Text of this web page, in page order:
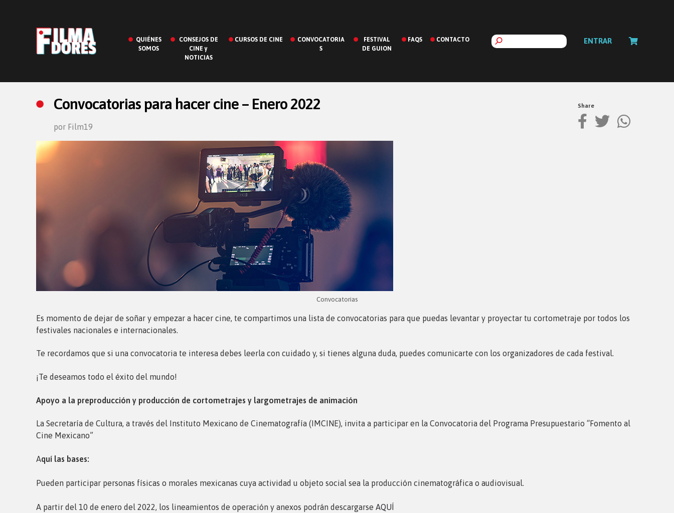
QUIÉNES
SOMOS
CONSEJOS DE
CINE y
NOTICIAS
CURSOS DE CINE
CONVOCATORIA
S
FESTIVAL
DE GUION
FAQS CONTACTO ENTRAR
Convocatorias para hacer cine – Enero 2022
por Film19
Share
Convocatorias
Es momento de dejar de soñar y empezar a hacer cine, te compartimos una lista de convocatorias para que puedas levantar y proyectar tu cortometraje por todos los
festivales nacionales e internacionales.
Te recordamos que si una convocatoria te interesa debes leerla con cuidado y, si tienes alguna duda, puedes comunicarte con los organizadores de cada festival.
¡Te deseamos todo el éxito del mundo!
Apoyo a la preproducción y producción de cortometrajes y largometrajes de animación
La Secretaría de Cultura, a través del Instituto Mexicano de Cinematografía (IMCINE), invita a participar en la Convocatoria del Programa Presupuestario “Fomento al
Cine Mexicano”
Aquí las bases:
Pueden participar personas físicas o morales mexicanas cuya actividad u objeto social sea la producción cinematográfica o audiovisual.
A partir del 10 de enero del 2022, los lineamientos de operación y anexos podrán descargarse AQUÍ